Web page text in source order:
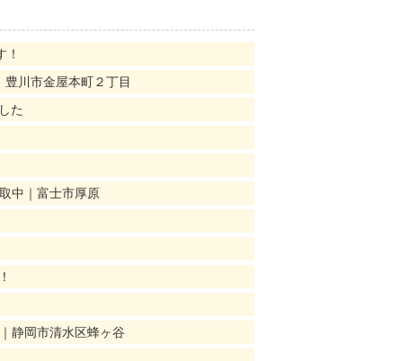
川市金屋本町２丁目
た
中｜富士市厚原
静岡市清水区蜂ヶ谷